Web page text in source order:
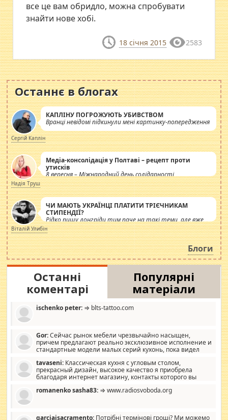
все це вам обридло, можна спробувати
знайти нове хобі.
18 січня 2015 2583
Останнє в блогах
КАПЛІНУ ПОГРОЖУЮТЬ УБИВСТВОМ
Вранці невідомі підкинули мені картинку-попередження
Сергій Каплін
Медіа-консолідація у Полтаві – рецепт проти
утисків
8 вересня – Міжнародний день солідарності
журналістів.
Надія Труш
ЧИ МАЮТЬ УКРАЇНЦІ ПЛАТИТИ ТРІЄЧНИКАМ
СТИПЕНДІЇ?
Рідко пишу лонгріди тим паче на такі теми, але вже
просто дістало! Обурюють сьогоднішні інсенуації
навколо стипендіального питання. Штучно
роздувається ще одна соціальна катастрофа.
Віталій Улибін
Блоги
Останні
коментарі
Популярні
матеріали
ischenko peter: ⇒ blts-tattoo.com
Gor:Сейчас рынок мебели чрезвычайно насыщен,
причем предлагают реально эксклюзивное исполнение и
стандартные модели малых серий кухонь, пока видел
стандартные формы, в MebelOk, креативненько и что главное -
со вкусом все в порядке, без ненужных наворотов удорожающих
мебель, а это не последний фактор.
tavaseni: Классическая кухня с угловым столом,
прекрасный дизайн, высокое качество я приобрела
благодаря интернет магазину, контакты которого вы
romanenko sasha83: ⇒ www.radiosvoboda.org
garciajsacramento: Потрібні термінові гроші? Ми можемо